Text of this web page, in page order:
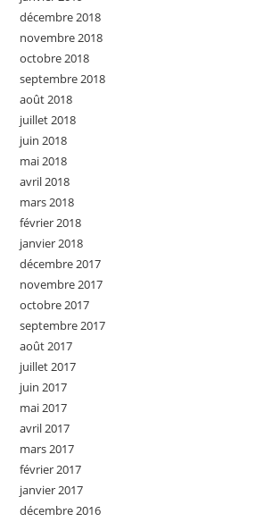
décembre 2018
novembre 2018
octobre 2018
septembre 2018
août 2018
juillet 2018
juin 2018
mai 2018
avril 2018
mars 2018
février 2018
janvier 2018
décembre 2017
novembre 2017
octobre 2017
septembre 2017
août 2017
juillet 2017
juin 2017
mai 2017
avril 2017
mars 2017
février 2017
janvier 2017
décembre 2016